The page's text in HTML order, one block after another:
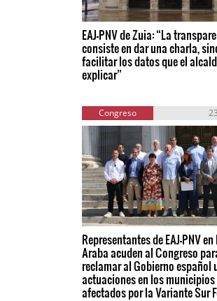
EAJ-PNV de Zuia: “La
consiste en dar una charla,
facilitar los datos que el
explicar”
Congreso
Representantes de EAJ-PNV
Araba acuden al Congreso
reclamar al Gobierno español
actuaciones en los municipios
afectados por la Variante Sur